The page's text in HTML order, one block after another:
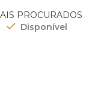
PROCURADOS
Disponível